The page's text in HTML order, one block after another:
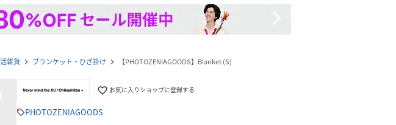
雑貨 navigate_next ブランケット・ひざ掛け navigate_next 【PHOTOZENIAGOODS】Blanket (S)
favorite_border お気に入りショップに登録する
sellPHOTOZENIAGOODS